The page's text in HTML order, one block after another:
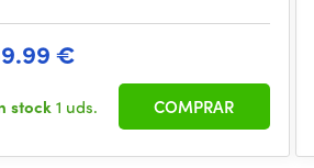
€
stock1 uds. COMPRAR